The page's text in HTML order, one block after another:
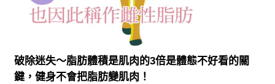
破除迷失～脂肪體積是肌肉的3倍是體態不好看的關
鍵，健身不會把脂肪變肌肉！